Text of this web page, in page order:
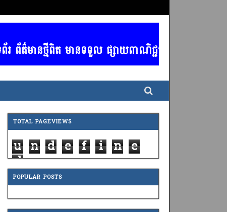
ត៌មានថ្មីពិត មានទទួល ផ្សាយពាណិជ្ជកម្ម គ្រប់ប្រភទ /
TOTAL PAGEVIEWS
u n d e f i n e
d
POPULAR POSTS